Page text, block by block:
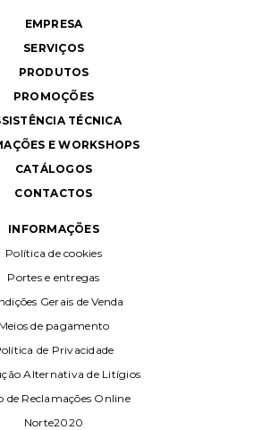
EMPRESA
SERVIÇOS
PRODUTOS
PROMOÇÕES
TÉCNICA
E WORKSHOPS
CATÁLOGOS
CONTACTOS
INFORMAÇÕES
Política de cookies
Portes e entregas
Gerais de Venda
Meios de pagamento
de Privacidade
Alternativa de Litígios
de Reclamações Online
Norte2020